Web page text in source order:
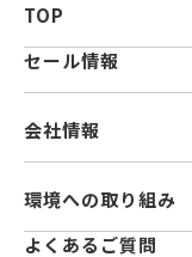
TOP
セール情報
会社情報
環境への取り組み
よくあるご質問